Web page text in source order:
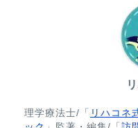
理学療法士/「 リハコネ